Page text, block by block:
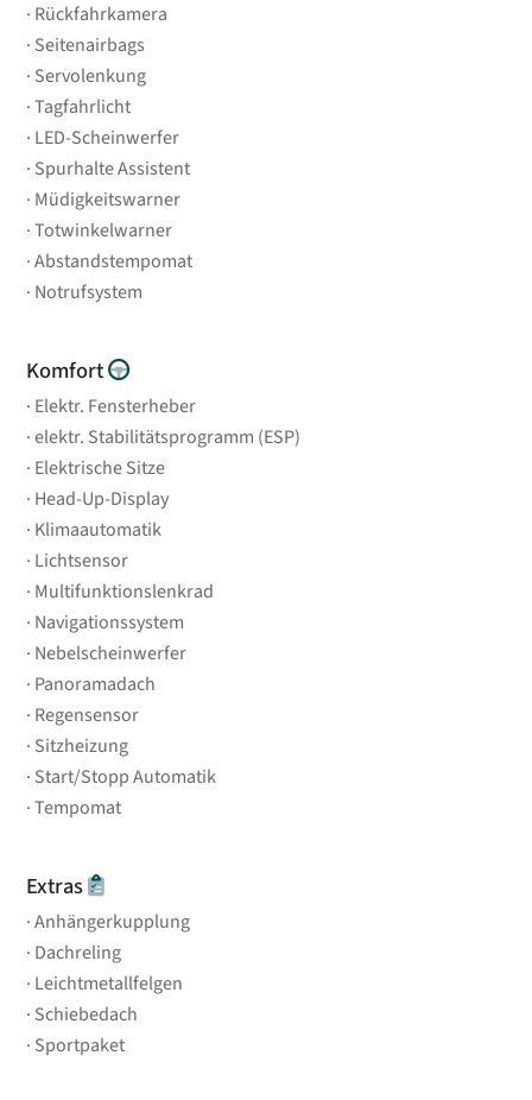
Rückfahrkamera
Seitenairbags
Servolenkung
Tagfahrlicht
LED-Scheinwerfer
Spurhalte Assistent
Müdigkeitswarner
Totwinkelwarner
Abstandstempomat
Notrufsystem
Komfort
Elektr. Fensterheber
elektr. Stabilitätsprogramm (ESP)
Elektrische Sitze
Head-Up-Display
Klimaautomatik
Lichtsensor
Multifunktionslenkrad
Navigationssystem
Nebelscheinwerfer
Panoramadach
Regensensor
Sitzheizung
Start/Stopp Automatik
Tempomat
Extras
Anhängerkupplung
Dachreling
Leichtmetallfelgen
Schiebedach
Sportpaket